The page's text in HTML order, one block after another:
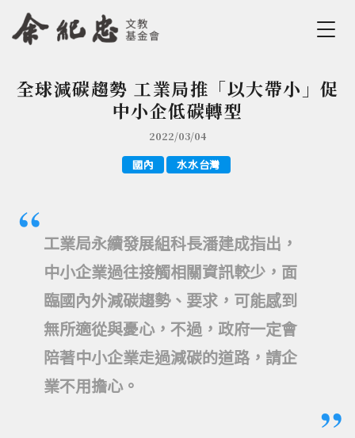
Jump to Navigation
Jump to Main content
您在這裡
全球減碳趨勢 工業局推「以大帶小」促
中小企低碳轉型
2022/03/04
國內 水水台灣
工業局永續發展組科長潘建成指出，
中小企業過往接觸相關資訊較少，面
臨國內外減碳趨勢、要求，可能感到
無所適從與憂心，不過，政府一定會
陪著中小企業走過減碳的道路，請企
業不用擔心。